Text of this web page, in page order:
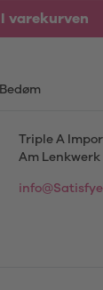
I varekurven
Bedøm
Triple A
Am Lenkwerk